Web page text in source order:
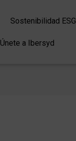
Sostenibilidad ESG
Únete a Ibersyd